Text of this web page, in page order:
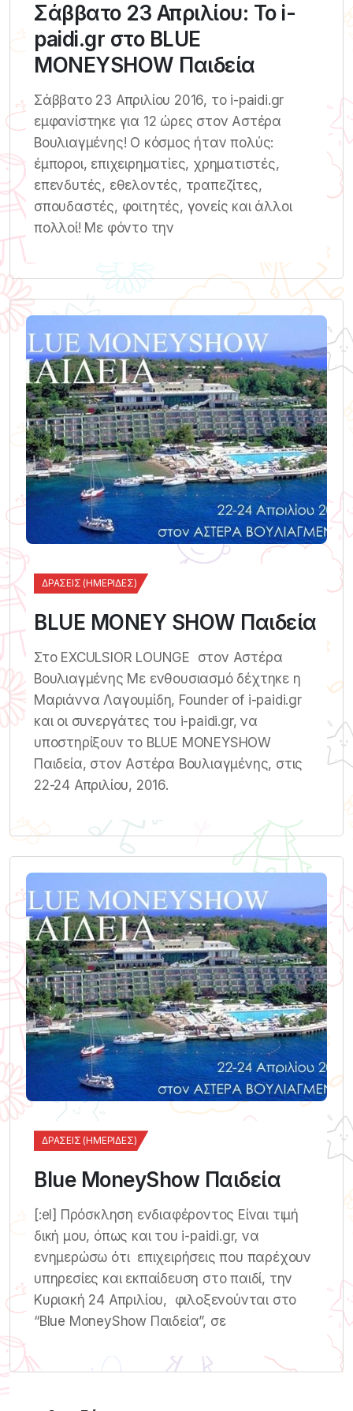
Σάββατο 23 Απριλίου: Το i-
paidi.gr στο BLUE
MONEYSHOW Παιδεία
Σάββατο 23 Απριλίου 2016, το i-paidi.gr
εμφανίστηκε για 12 ώρες στον Αστέρα
Βουλιαγμένης! Ο κόσμος ήταν πολύς:
έμποροι, επιχειρηματίες, χρηματιστές,
επενδυτές, εθελοντές, τραπεζίτες,
σπουδαστές, φοιτητές, γονείς και άλλοι
πολλοί! Με φόντο την
ΔΡΆΣΕΙΣ (ΗΜΕΡΊΔΕΣ)
BLUE MONEY SHOW Παιδεία
Στο EXCULSIOR LOUNGE στον Αστέρα
Βουλιαγμένης Με ενθουσιασμό δέχτηκε η
Μαριάννα Λαγουμίδη, Founder of i-paidi.gr
και οι συνεργάτες του i-paidi.gr, να
υποστηρίξουν το BLUE MΟNEYSHOW
Παιδεία, στον Αστέρα Βουλιαγμένης, στις
22-24 Απριλίου, 2016.
ΔΡΆΣΕΙΣ (ΗΜΕΡΊΔΕΣ)
Blue MoneyShow Παιδεία
[:el] Πρόσκληση ενδιαφέροντος Είναι τιμή
δική μου, όπως και του i-paidi.gr, να
ενημερώσω ότι επιχειρήσεις που παρέχουν
υπηρεσίες και εκπαίδευση στο παιδί, την
Κυριακή 24 Απριλίου, φιλοξενούνται στο
“Blue MoneyShow Παιδεία”, σε